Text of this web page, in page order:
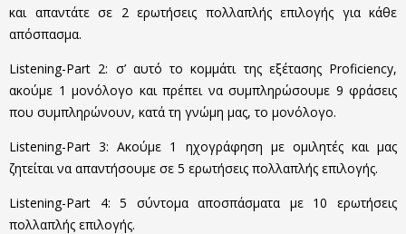
και απαντάτε σε 2 ερωτήσεις πολλαπλής επιλογής για κάθε
απόσπασμα.
Listening-Part 2: σ’ αυτό το κομμάτι της εξέτασης Proficiency,
ακούμε 1 μονόλογο και πρέπει να συμπληρώσουμε 9 φράσεις
που συμπληρώνουν, κατά τη γνώμη μας, το μονόλογο.
Listening-Part 3: Ακούμε 1 ηχογράφηση με ομιλητές και μας
ζητείται να απαντήσουμε σε 5 ερωτήσεις πολλαπλής επιλογής.
Listening-Part 4: 5 σύντομα αποσπάσματα με 10 ερωτήσεις
πολλαπλής επιλογής.